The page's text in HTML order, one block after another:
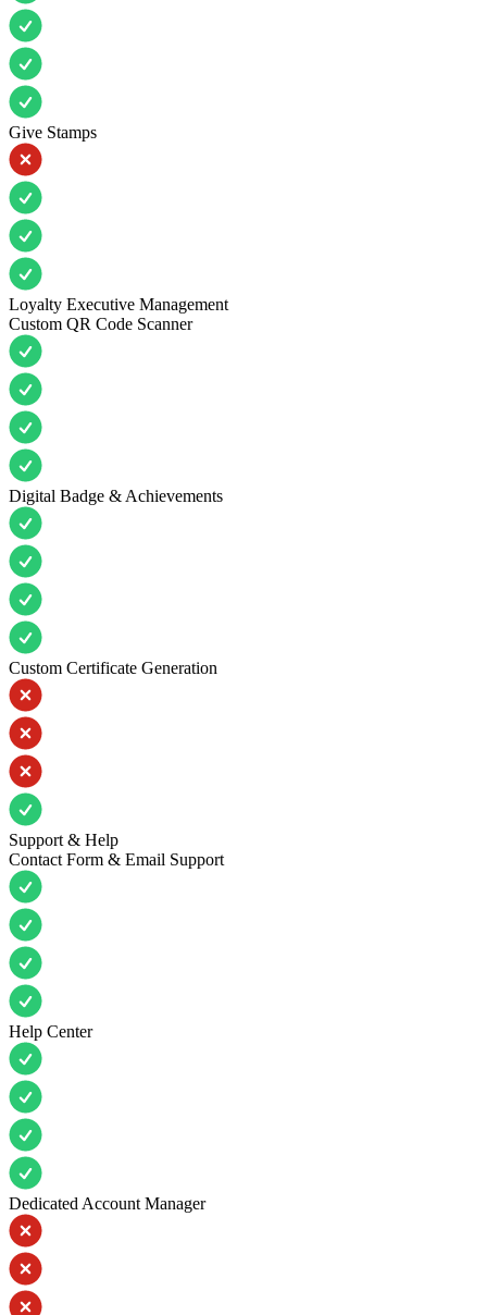
Give Stamps
Loyalty Executive Management
Custom QR Code Scanner
Digital Badge & Achievements
Custom Certificate Generation
Support & Help
Contact Form & Email Support
Help Center
Dedicated Account Manager